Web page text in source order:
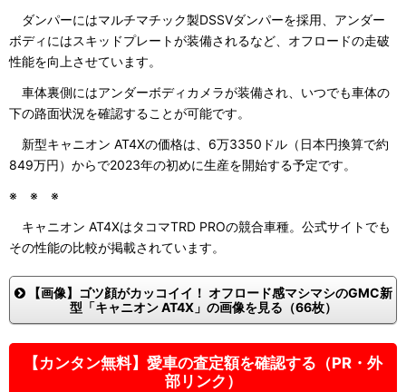
ダンパーにはマルチマチック製DSSVダンパーを採用、アンダー
ボディにはスキッドプレートが装備されるなど、オフロードの走破
性能を向上させています。
車体裏側にはアンダーボディカメラが装備され、いつでも車体の
下の路面状況を確認することが可能です。
新型キャニオン AT4Xの価格は、6万3350ドル（日本円換算で約
849万円）からで2023年の初めに生産を開始する予定です。
※ ※ ※
キャニオン AT4XはタコマTRD PROの競合車種。公式サイトでも
その性能の比較が掲載されています。
【画像】ゴツ顔がカッコイイ！ オフロード感マシマシのGMC新
型「キャニオン AT4X」の画像を見る（66枚）
【カンタン無料】愛車の査定額を確認する（PR・外
部リンク）